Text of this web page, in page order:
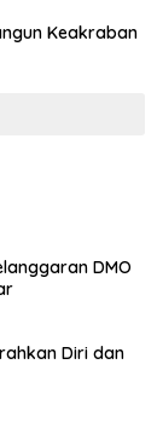
Keakraban
DMO
Diri dan